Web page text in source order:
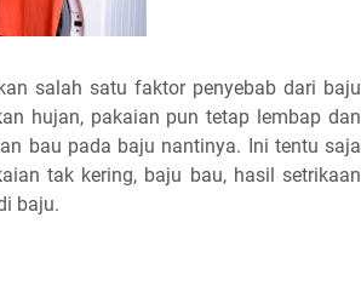
salah satu faktor penyebab dari baju
hujan, pakaian pun tetap lembap dan
bau pada baju nantinya. Ini tentu saja
tak kering, baju bau, hasil setrikaan
baju.